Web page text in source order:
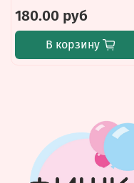
180.00 руб
В корзину